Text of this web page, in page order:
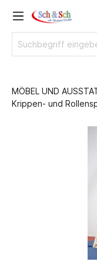
MÖBEL UND
Krippen- und